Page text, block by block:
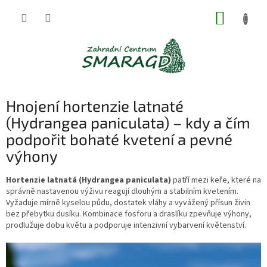
Hnojení hortenzie latnaté
(Hydrangea paniculata) – kdy a čím
podpořit bohaté kvetení a pevné
výhony
Hortenzie latnatá (Hydrangea paniculata) patří mezi keře, které na
správně nastavenou výživu reagují dlouhým a stabilním kvetením.
Vyžaduje mírně kyselou půdu, dostatek vláhy a vyvážený přísun živin
bez přebytku dusíku. Kombinace fosforu a draslíku zpevňuje výhony,
prodlužuje dobu květu a podporuje intenzivní vybarvení květenství.